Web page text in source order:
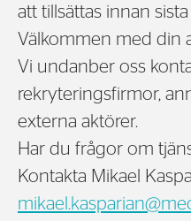
att tillsättas innan
Välkommen med din
Vi undanber oss
rekryteringsfirmor,
externa aktörer.
Har du frågor om
Kontakta Mikael